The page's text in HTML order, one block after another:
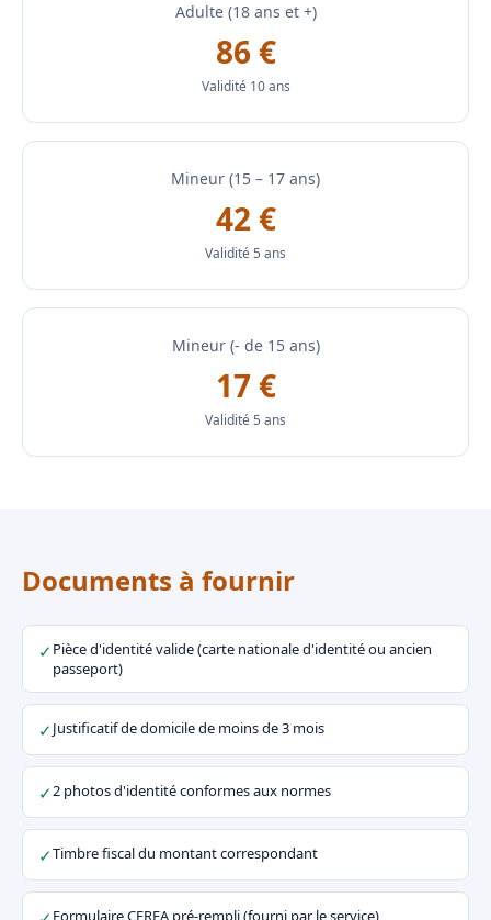
Adulte (18 ans et +)
86 €
Validité 10 ans
Mineur (15 – 17 ans)
42 €
Validité 5 ans
Mineur (- de 15 ans)
17 €
Validité 5 ans
Documents à fournir
✓ Pièce d'identité valide (carte nationale d'identité ou ancien
passeport)
✓Justificatif de domicile de moins de 3 mois
✓2 photos d'identité conformes aux normes
✓Timbre fiscal du montant correspondant
Formulaire CERFA pré-rempli (fourni par le service)